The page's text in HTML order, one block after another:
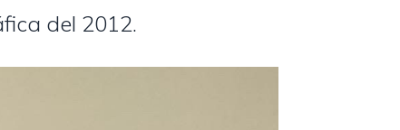
del 2012.